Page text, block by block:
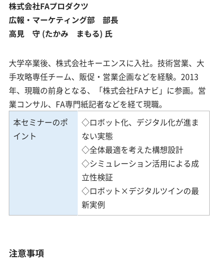
株式会社FAプロダクツ
広報・マーケティング部 部長
高見 守 (たかみ まもる) 氏
大学卒業後、株式会社キーエンスに入社。技術営業、大
手攻略専任チーム、販促・営業企画などを経験。2013
年、現職の前身となる、「株式会社FAナビ」に参画。営
業コンサル、FA専門紙記者などを経て現職。
本セミナーのポ
イント
◇ロボット化、デジタル化が進ま
ない実態
◇全体最適を考えた構想設計
◇シミュレーション活用による成
立性検証
◇ロボット×デジタルツインの最
新実例
注意事項